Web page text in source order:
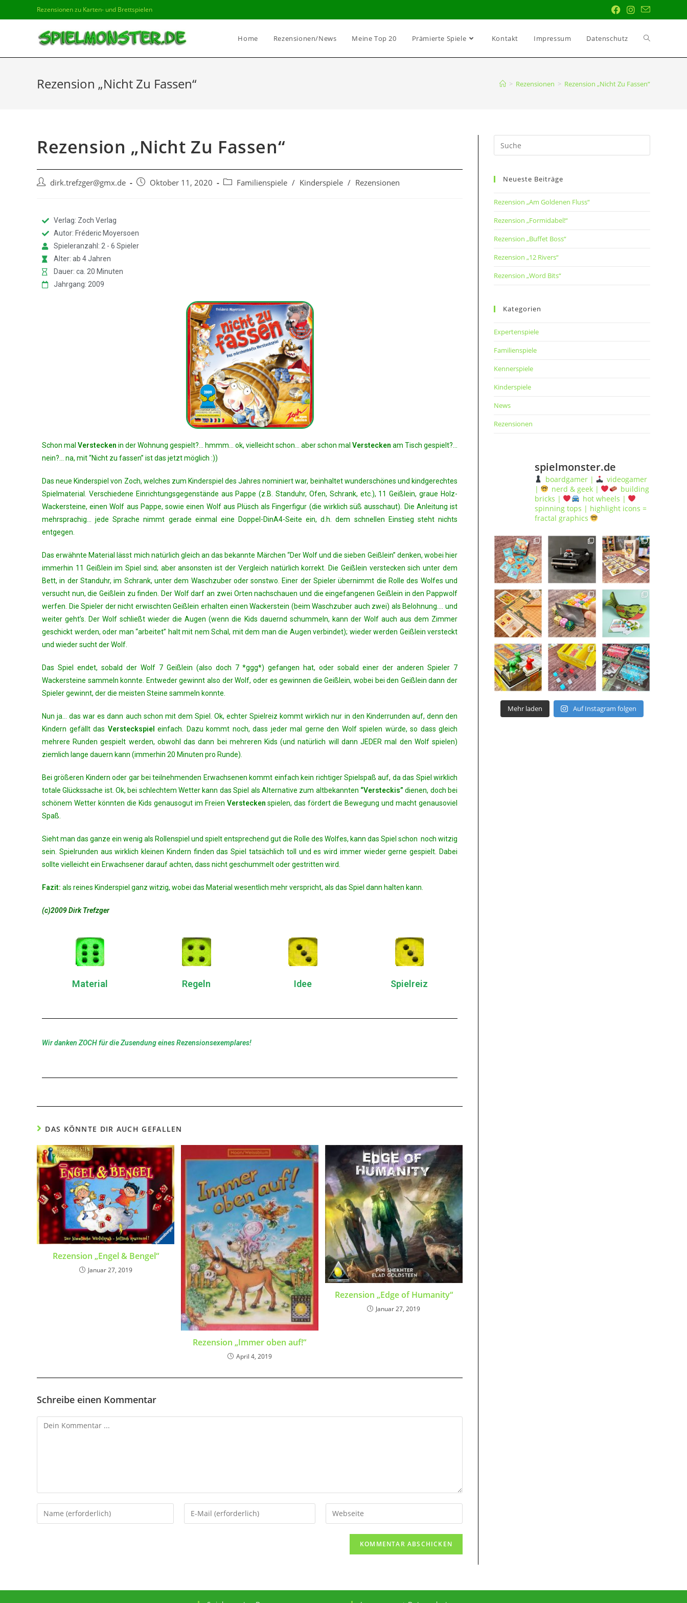
Rezensionen zu Karten- und Brettspielen
Home Rezensionen/News Meine Top 20 Prämierte Spiele Kontakt Impressum Datenschutz
Rezension „Nicht Zu Fassen“ > Rezensionen > Rezension „Nicht Zu Fassen“
Rezension „Nicht Zu Fassen“
dirk.trefzger@gmx.de Oktober 11, 2020 Familienspiele / Kinderspiele / Rezensionen
Verlag: Zoch Verlag
Autor: Fréderic Moyersoen
Spieleranzahl: 2 - 6 Spieler
Alter: ab 4 Jahren
Dauer: ca. 20 Minuten
Jahrgang: 2009
Schon mal Verstecken in der Wohnung gespielt?… hmmm… ok, vielleicht schon… aber schon mal Verstecken am Tisch gespielt?…
nein?… na, mit “Nicht zu fassen” ist das jetzt möglich :))
Das neue Kinderspiel von Zoch, welches zum Kinderspiel des Jahres nominiert war, beinhaltet wunderschönes und kindgerechtes
Spielmaterial. Verschiedene Einrichtungsgegenstände aus Pappe (z.B. Standuhr, Ofen, Schrank, etc.), 11 Geißlein, graue Holz-
Wackersteine, einen Wolf aus Pappe, sowie einen Wolf aus Plüsch als Fingerfigur (die wirklich süß ausschaut). Die Anleitung ist
mehrsprachig… jede Sprache nimmt gerade einmal eine Doppel-DinA4-Seite ein, d.h. dem schnellen Einstieg steht nichts
entgegen.
Das erwähnte Material lässt mich natürlich gleich an das bekannte Märchen “Der Wolf und die sieben Geißlein” denken, wobei hier
immerhin 11 Geißlein im Spiel sind; aber ansonsten ist der Vergleich natürlich korrekt. Die Geißlein verstecken sich unter dem
Bett, in der Standuhr, im Schrank, unter dem Waschzuber oder sonstwo. Einer der Spieler übernimmt die Rolle des Wolfes und
versucht nun, die Geißlein zu finden. Der Wolf darf an zwei Orten nachschauen und die eingefangenen Geißlein in den Pappwolf
werfen. Die Spieler der nicht erwischten Geißlein erhalten einen Wackerstein (beim Waschzuber auch zwei) als Belohnung…. und
weiter geht’s. Der Wolf schließt wieder die Augen (wenn die Kids dauernd schummeln, kann der Wolf auch aus dem Zimmer
geschickt werden, oder man “arbeitet” halt mit nem Schal, mit dem man die Augen verbindet); wieder werden Geißlein versteckt
und wieder sucht der Wolf.
Das Spiel endet, sobald der Wolf 7 Geißlein (also doch 7 *ggg*) gefangen hat, oder sobald einer der anderen Spieler 7
Wackersteine sammeln konnte. Entweder gewinnt also der Wolf, oder es gewinnen die Geißlein, wobei bei den Geißlein dann der
Spieler gewinnt, der die meisten Steine sammeln konnte.
Nun ja… das war es dann auch schon mit dem Spiel. Ok, echter Spielreiz kommt wirklich nur in den Kinderrunden auf, denn den
Kindern gefällt das Versteckspiel einfach. Dazu kommt noch, dass jeder mal gerne den Wolf spielen würde, so dass gleich
mehrere Runden gespielt werden, obwohl das dann bei mehreren Kids (und natürlich will dann JEDER mal den Wolf spielen)
ziemlich lange dauern kann (immerhin 20 Minuten pro Runde).
Bei größeren Kindern oder gar bei teilnehmenden Erwachsenen kommt einfach kein richtiger Spielspaß auf, da das Spiel wirklich
totale Glückssache ist. Ok, bei schlechtem Wetter kann das Spiel als Alternative zum altbekannten “Versteckis” dienen, doch bei
schönem Wetter könnten die Kids genausogut im Freien Verstecken spielen, das fördert die Bewegung und macht genausoviel
Spaß.
Sieht man das ganze ein wenig als Rollenspiel und spielt entsprechend gut die Rolle des Wolfes, kann das Spiel schon noch witzig
sein. Spielrunden aus wirklich kleinen Kindern finden das Spiel tatsächlich toll und es wird immer wieder gerne gespielt. Dabei
sollte vielleicht ein Erwachsener darauf achten, dass nicht geschummelt oder gestritten wird.
Fazit: als reines Kinderspiel ganz witzig, wobei das Material wesentlich mehr verspricht, als das Spiel dann halten kann.
(c)2009 Dirk Trefzger
Material Regeln Idee Spielreiz
Wir danken ZOCH für die Zusendung eines Rezensionsexemplares!
DAS KÖNNTE DIR AUCH GEFALLEN
Rezension „Engel & Bengel“
Januar 27, 2019
Rezension „Immer oben auf!“
April 4, 2019
Rezension „Edge of Humanity“
Januar 27, 2019
Schreibe einen Kommentar
Neueste Beiträge
Rezension „Am Goldenen Fluss“
Rezension „Formidabel!“
Rezension „Buffet Boss“
Rezension „12 Rivers“
Rezension „Word Bits“
Kategorien
Expertenspiele
Familienspiele
Kennerspiele
Kinderspiele
News
Rezensionen
spielmonster.de
boardgamer |
videogamer
|
nerd & geek |
building
bricks |
hot wheels |
spinning tops | highlight icons =
fractal graphics
Mehr laden Auf Instagram folgen